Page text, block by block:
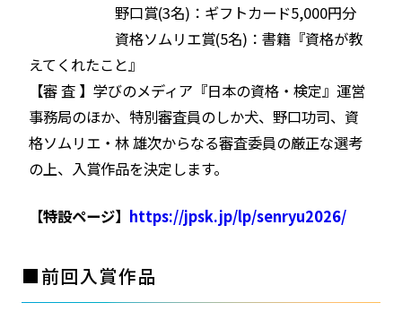
野口賞(3名)：ギフトカード5,000円分
資格ソムリエ賞(5名)：書籍『資格が教
えてくれたこと』
【審 査 】学びのメディア『日本の資格・検定』運営
事務局のほか、特別審査員のしか犬、野口功司、資
格ソムリエ・林 雄次からなる審査委員の厳正な選考
の上、入賞作品を決定します。
【特設ページ】 https://jpsk.jp/lp/senryu2026/
■前回入賞作品